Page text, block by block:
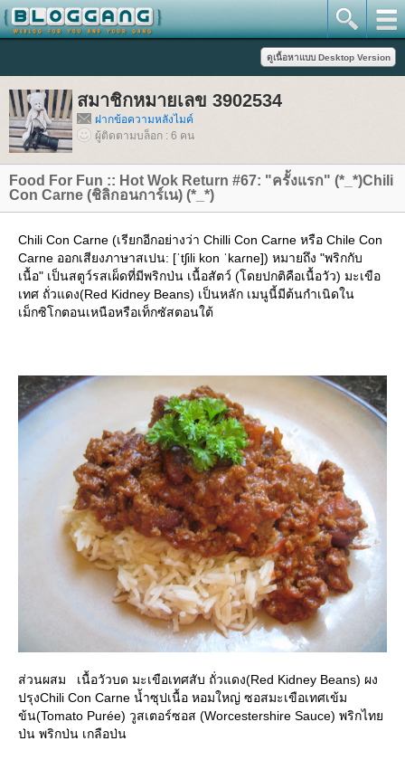
สมาชิกหมายเลข 3902534
ฝากข้อความหลังไมค์
ผู้ติดตามบล็อก : 6 คน
Food For Fun :: Hot Wok Return #67: "ครั้งแรก" (*_*)Chili
Con Carne (ชิลิกอนการ์เน) (*_*)
Chili Con Carne (เรียกอีกอย่างว่า Chilli Con Carne หรือ Chile Con
Carne ออกเสียงภาษาสเปน: [ˈtʃili kon ˈkaɾne]) หมายถึง "พริกกับ
เนื้อ" เป็นสตูว์รสเผ็ดที่มีพริกป่น เนื้อสัตว์ (โดยปกติคือเนื้อวัว) มะเขือ
เทศ ถั่วแดง(Red Kidney Beans) เป็นหลัก เมนูนี้มีต้นกำเนิดใน
เม็กซิโกตอนเหนือหรือเท็กซัสตอนใต้
ส่วนผสม เนื้อวัวบด มะเขือเทศสับ ถั่วแดง(Red Kidney Beans) ผง
ปรุงChili Con Carne น้ำซุปเนื้อ หอมใหญ่ ซอสมะเขือเทศเข้ม
ข้น(Tomato Purée) วูสเตอร์ซอส (Worcestershire Sauce) พริกไท
ป่น พริกป่น เกลือป่น